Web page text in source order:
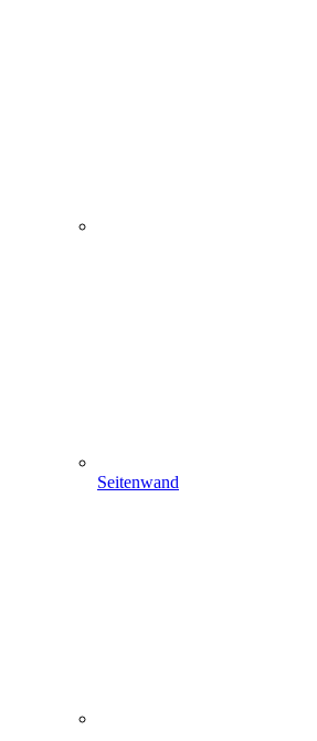
Seitenwand